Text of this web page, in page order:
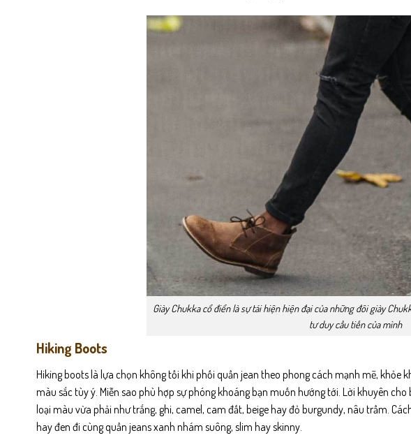
Giày Chukka cổ điển là sự tái hiện hiện đại của những đôi giày
tư duy cầu tiến của mình
Hiking Boots
Hiking boots là lựa chọn không tồi khi phối quần jean theo phong cách mạnh mẽ, khỏe
màu sắc tùy ý. Miễn sao phù hợp sự phóng khoáng bạn muốn hướng tới. Lời khuyên
loại màu vừa phải như trắng, ghi, camel, cam đất, beige hay đỏ burgundy, nâu trầm.
hay đen đi cùng quần jeans xanh nhám suông, slim hay skinny.